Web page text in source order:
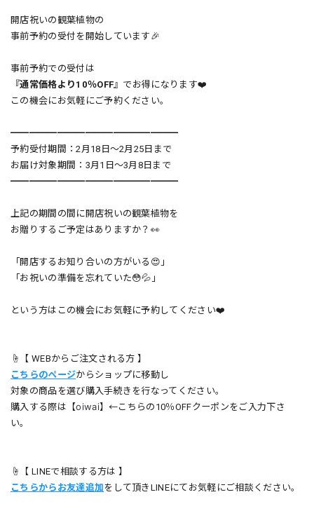
開店祝いの観葉植物の
事前予約の受付を開始しています🎉
事前予約での受付は
『通常価格より10％OFF』 でお得になります❤️
この機会にお気軽にご予約ください。
━━━━━━━━━━━━━━━━━━
予約受付期間：2月18日〜2月25日まで
お届け対象期間：3月1日〜3月8日まで
━━━━━━━━━━━━━━━━━━
上記の期間の間に開店祝いの観葉植物を
お贈りするご予定はありますか？👀
「開店するお知り合いの方がいる😍」
「お祝いの準備を忘れていた😳💦」
という方はこの機会にお気軽に予約してください❤️
☝️【 WEBからご注文される方 】
こちらのページからショップに移動し
対象の商品を選び購入手続きを行なってください。
購入する際は【oiwai】←こちらの10％OFFクーポンをご入力下さ
い。
☝️【 LINEで相談する方は 】
こちらからお友達追加をして頂きLINEにてお気軽にご相談ください。